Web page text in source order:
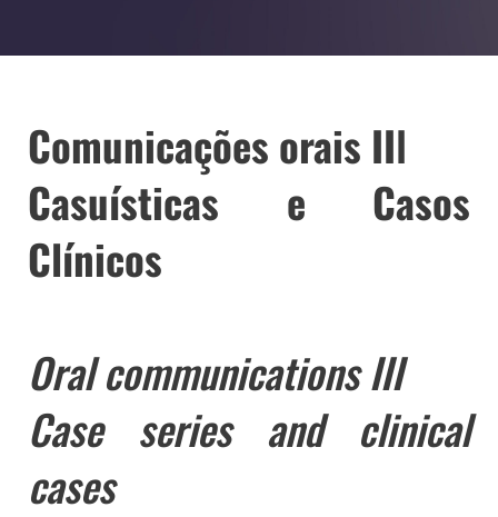
Comunicações orais III
Casuísticas e Casos
Clínicos
Oral communications III
Case series and clinical
cases